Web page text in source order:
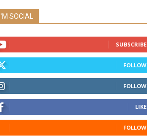
I'M SOCIAL
SUBSCRIBE
FOLLOW
FOLLOW
LIKE
FOLLOW